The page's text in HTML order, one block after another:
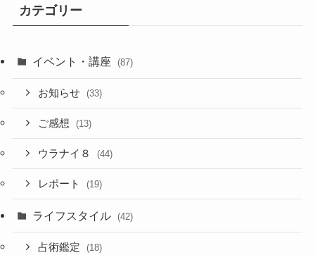
カテゴリー
イベント・講座 (87)
お知らせ (33)
ご感想 (13)
ウラナイ８ (44)
レポート (19)
ライフスタイル (42)
占術鑑定 (18)